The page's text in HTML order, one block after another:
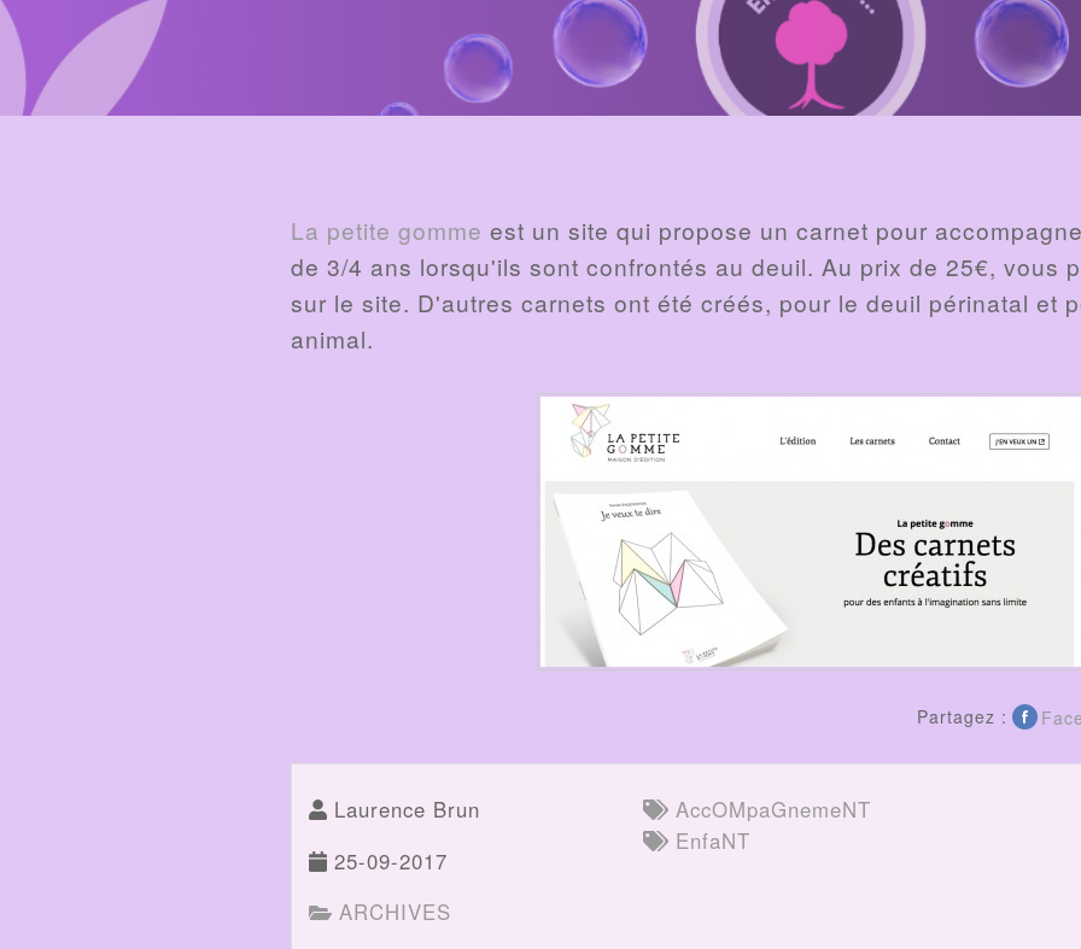
La petite gomme est un site qui propose un carnet pour
de 3/4 ans lorsqu'ils sont confrontés au deuil. Au prix de 25€, vous
sur le site. D'autres carnets ont été créés, pour le deuil périnatal et
animal.
Partagez :
Laurence Brun
25-09-2017
ARCHIVES
AccOMpaGnemeNT
EnfaNT